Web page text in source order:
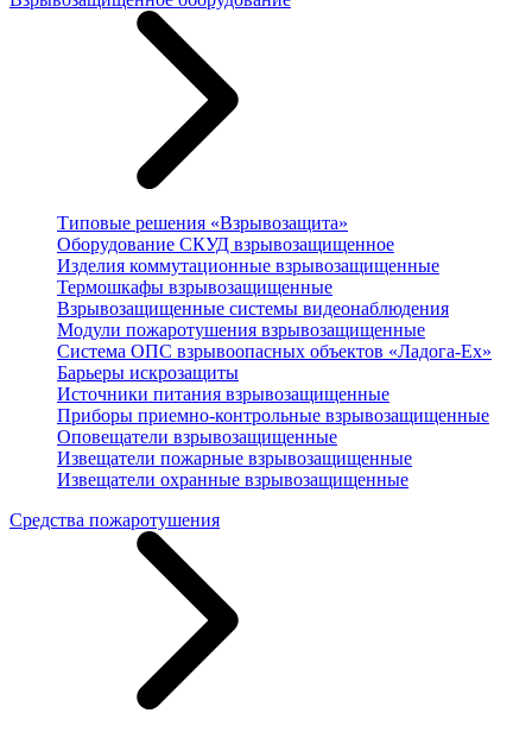
Типовые решения «Взрывозащита»
Оборудование СКУД взрывозащищенное
Изделия коммутационные взрывозащищенные
Термошкафы взрывозащищенные
Взрывозащищенные системы видеонаблюдения
Модули пожаротушения взрывозащищенные
Система ОПС взрывоопасных объектов «Ладога-Ex»
Барьеры искрозащиты
Источники питания взрывозащищенные
Приборы приемно-контрольные взрывозащищенные
Оповещатели взрывозащищенные
Извещатели пожарные взрывозащищенные
Извещатели охранные взрывозащищенные
Средства пожаротушения